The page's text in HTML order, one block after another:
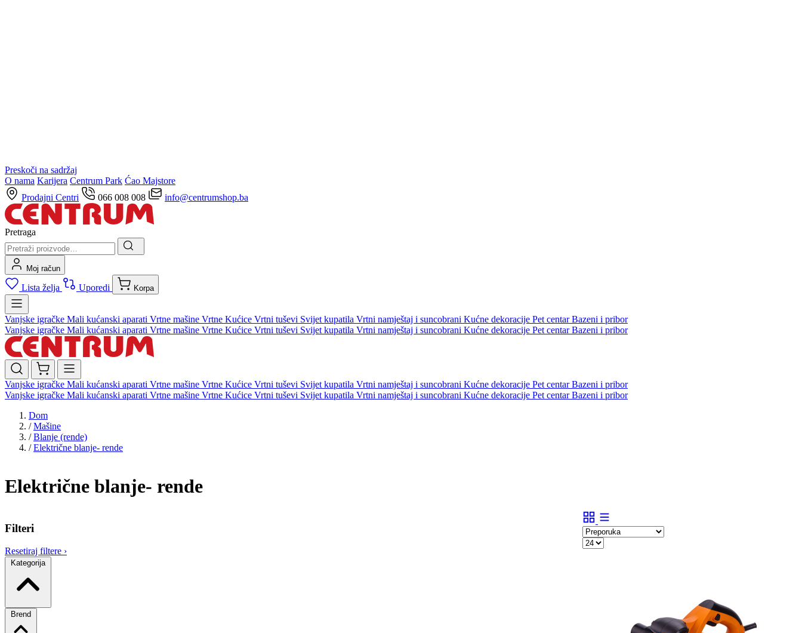
Preskoči na sadržaj
O nama Karijera Centrum Park Ćao Majstore
Prodajni Centri
066 008 008 info@centrumshop.ba
Pretraga
Moj račun
Lista želja Uporedi Korpa
Vanjske igračke Mali kućanski aparati Vrtne mašine Vrtne Kućice Vrtni tuševi Svijet kupatila Vrtni namještaj i suncobrani Kućne dekoracije Pet centarBazeni i pribor
Vanjske igračke Mali kućanski aparati Vrtne mašine Vrtne Kućice Vrtni tuševi Svijet kupatila Vrtni namještaj i suncobrani Kućne dekoracije Pet centarBazeni i pribor
Vanjske igračke Mali kućanski aparati Vrtne mašine Vrtne Kućice Vrtni tuševi Svijet kupatila Vrtni namještaj i suncobrani Kućne dekoracije Pet centarBazeni i pribor
Vanjske igračke Mali kućanski aparati Vrtne mašine Vrtne Kućice Vrtni tuševi Svijet kupatila Vrtni namještaj i suncobrani Kućne dekoracije Pet centarBazeni i pribor
Dom
/ Mašine
/ Blanje (rende)
/ Električne blanje- rende
Električne blanje- rende
Filteri
Resetiraj filtere ›
Kategorija
Brend